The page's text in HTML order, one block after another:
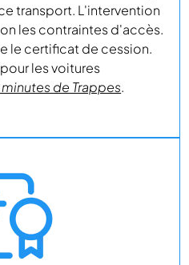
transport. L'intervention
les contraintes d'accès.
le certificat de cession.
les voitures
de Trappes.